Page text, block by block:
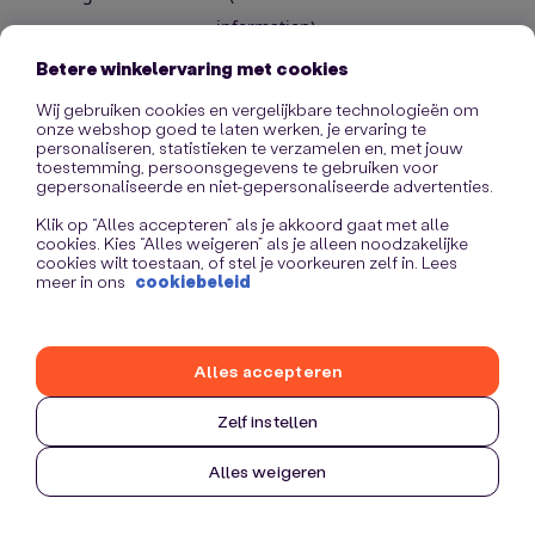
information).
Betere winkelervaring met cookies
Wij gebruiken cookies en vergelijkbare technologieën om
onze webshop goed te laten werken, je ervaring te
personaliseren, statistieken te verzamelen en, met jouw
toestemming, persoonsgegevens te gebruiken voor
gepersonaliseerde en niet-gepersonaliseerde advertenties.
Klik op “Alles accepteren” als je akkoord gaat met alle
cookies. Kies “Alles weigeren” als je alleen noodzakelijke
cookies wilt toestaan, of stel je voorkeuren zelf in. Lees
meer in ons cookiebeleid
Zelf instellen
Alles weigeren
Alles accepteren